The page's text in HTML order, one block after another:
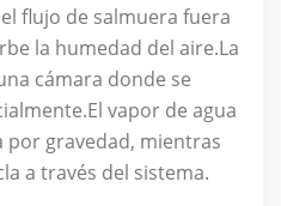
flujo de salmuera fuera
la humedad del aire.La
cámara donde se
vapor de agua
por gravedad, mientras
a través del sistema.